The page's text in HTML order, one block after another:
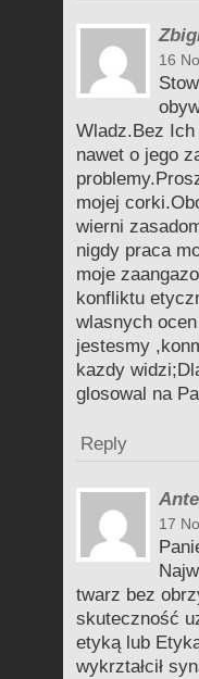
16
Wladz.Bez
nawet o jego
mojej
wierni
nigdy praca
moje
konfliktu
wlasnych
jestesmy
kazdy
glosowal na
Reply
17
twarz bez
skuteczność
etyką lub
wykrztałcił